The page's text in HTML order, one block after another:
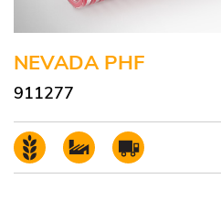
NEVADA PHF
911277